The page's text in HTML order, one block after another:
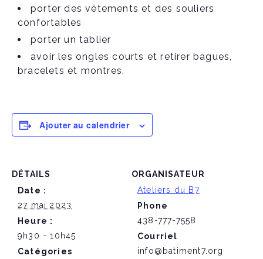
porter des vêtements et des souliers
confortables
porter un tablier
avoir les ongles courts et retirer bagues,
bracelets et montres.
Ajouter au calendrier
DÉTAILS
Date :
27 mai 2023
Heure :
9h30 - 10h45
Catégories
ORGANISATEUR
Ateliers du B7
Phone
438-777-7558
Courriel
info@batiment7.org